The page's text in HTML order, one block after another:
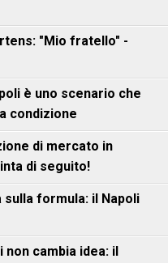
"Mio fratello" -
è uno scenario che
condizione
di mercato in
di seguito!
formula: il Napoli
non cambia idea: il